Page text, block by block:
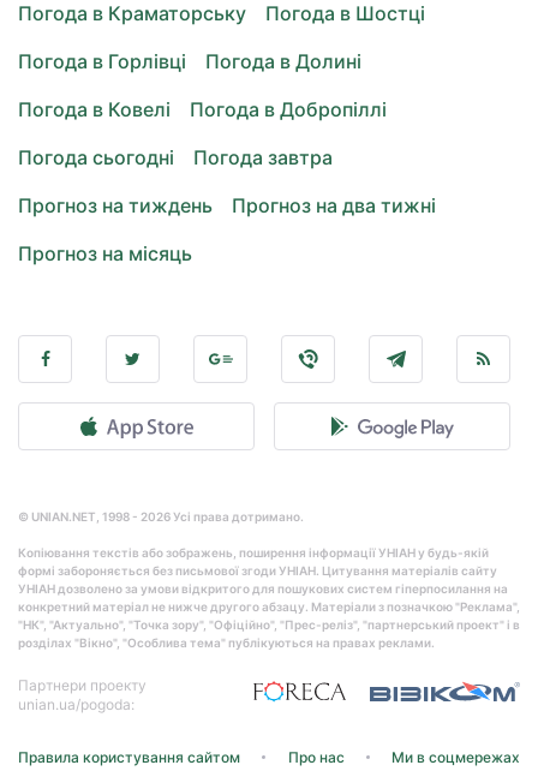
Погода в Краматорську
Погода в Шостці
Погода в Горлівці
Погода в Долині
Погода в Ковелі
Погода в Добропіллі
Погода сьогодні
Погода завтра
Прогноз на тиждень
Прогноз на два тижні
Прогноз на місяць
© UNIAN.NET, 1998 - 2026 Усі права дотримано.
Копіювання текстів або зображень, поширення інформації УНІАН у будь-якій
формі забороняється без письмової згоди УНІАН. Цитування матеріалів сайту
УНІАН дозволено за умови відкритого для пошукових систем гіперпосилання на
конкретний матеріал не нижче другого абзацу. Матеріали з позначкою "Реклама",
"НК", "Актуально", "Точка зору", "Офіційно", "Прес-реліз", "партнерський проект" і в
розділах "Вікно", "Особлива тема" публікуються на правах реклами.
Партнери проекту
unian.ua/pogoda:
Правила користування сайтом Про нас Ми в соцмережах